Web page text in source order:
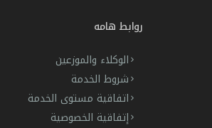
روابط هامه
الوكلاء والموزعين
شروط الخدمة
اتفاقية مستوى الخدمة
إتفاقية الخصوصية